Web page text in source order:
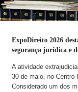
ExpoDireito 2026
segurança jurídica e
A atividade
30 de maio, no Centro
Considerado um dos